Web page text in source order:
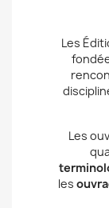
Les
Les
les